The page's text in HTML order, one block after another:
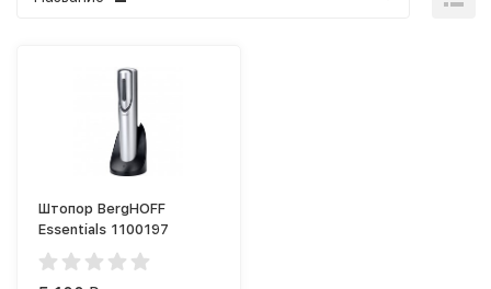
Штопор BergHOFF
Essentials 1100197